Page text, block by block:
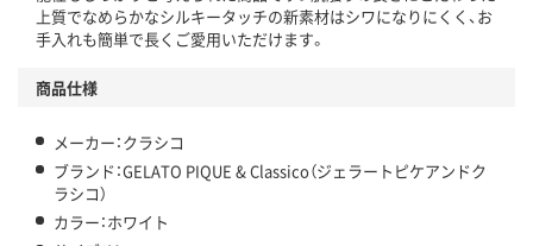
上質でなめらかなシルキータッチの新素材はシワになりにくく、お
手入れも簡単で長くご愛用いただけます。
商品仕様
メーカー：クラシコ
ブランド：GELATO PIQUE & Classico（ジェラートピケアンドク
ラシコ）
カラー：ホワイト